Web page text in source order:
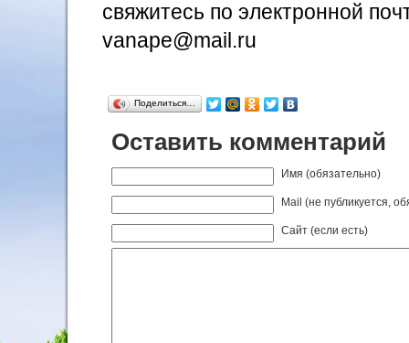
свяжитесь по электронной
vanape@mail.ru
Поделиться…
Оставить комментарий
Имя (обязательно)
Mail (не публикуется,
Сайт (если есть)